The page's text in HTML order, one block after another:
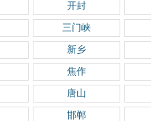
开封
三门峡
新乡
焦作
唐山
邯郸